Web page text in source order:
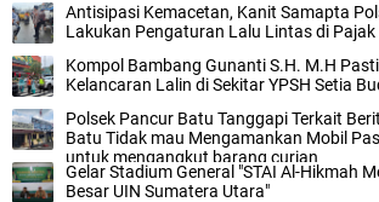
‎Antisipasi Kemacetan, Kanit Samapta
Lakukan Pengaturan Lalu Lintas di
Kompol Bambang Gunanti S.H. M.H
Kelancaran Lalin di Sekitar YPSH Setia
Polsek Pancur Batu Tanggapi Terkait
Batu Tidak mau Mengamankan Mobil
untuk mengangkut barang curian
‎Gelar Stadium General "STAI Al-Hikmah
Besar UIN Sumatera Utara"